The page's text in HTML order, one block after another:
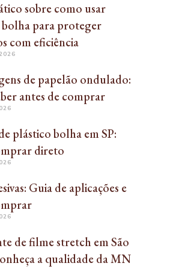
sobre como usar
para proteger
com eficiência
de papelão ondulado:
antes de comprar
plástico bolha em SP:
direto
Guia de aplicações e
de filme stretch em São
a qualidade da MN